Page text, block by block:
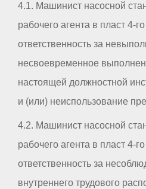
4.1. Машинист насосной
рабочего агента в пласт 4-
ответственность за
несвоевременное
настоящей должностной
и (или) неиспользование
4.2. Машинист насосной
рабочего агента в пласт 4-
ответственность за
внутреннего трудового